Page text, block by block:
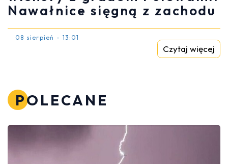
Nawałnice sięgną z zachodu
08 sierpień - 13:01
Czytaj więcej
POLECANE